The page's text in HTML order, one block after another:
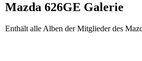
Mazda 626GE Galerie
Enthält alle Alben der Mitglieder des